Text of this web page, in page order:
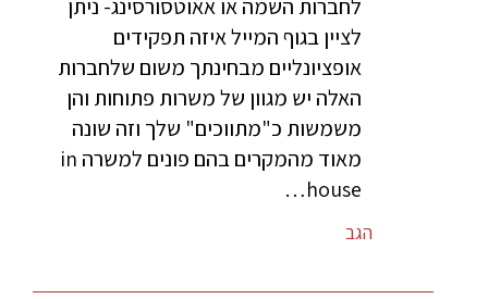
לחברות השמה או אאוטסורסינג- ניתן
לציין בגוף המייל איזה תפקידים
אופציונליים מבחינתך משום שלחברות
האלה יש מגוון של משרות פתוחות והן
משמשות כ"מתווכים" שלך וזה שונה
מאוד מהמקרים בהם פונים למשרה in
house…
הגב